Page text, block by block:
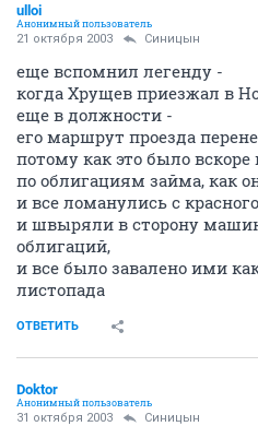
ulloi
Анонимный пользователь
21 октября 2003 Синицын
еще вспомнил легенду -
когда Хрущев приезжал в
еще в должности -
его маршрут проезда
потому как это было вскоре
по облигациям займа, как
и все ломанулись с
и швыряли в сторону
облигаций,
и все было завалено ими
листопада
ОТВЕТИТЬ
Doktor
Анонимный пользователь
31 октября 2003 Синицын